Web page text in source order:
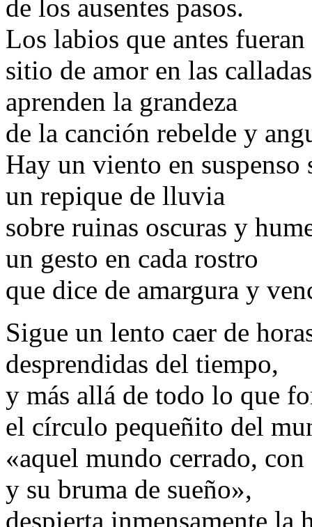
de los ausentes pasos.
Los labios que antes fueran
sitio de amor en las
aprenden la grandeza
de la canción rebelde y
Hay un viento en suspenso
un repique de lluvia
sobre ruinas oscuras y
un gesto en cada rostro
que dice de amargura y
Sigue un lento caer de
desprendidas del tiempo,
y más allá de todo lo que
el círculo pequeñito del
«aquel mundo cerrado, con
y su bruma de sueño»,
despierta inmensamente la